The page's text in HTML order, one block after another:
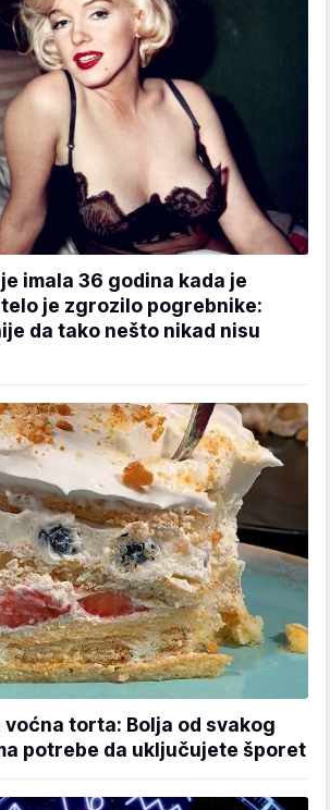
imala 36 godina kada je
je zgrozilo pogrebnike:
da tako nešto nikad nisu
torta: Bolja od svakog
potrebe da uključujete šporet